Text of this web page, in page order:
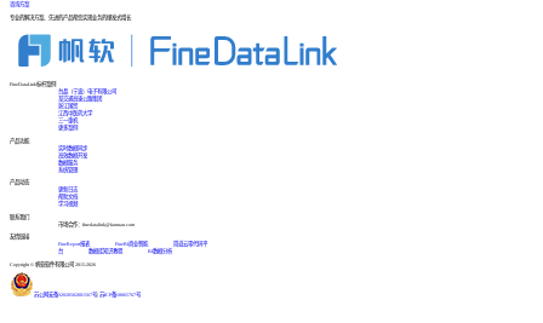
咨询方案
专业的解决方案、先进的产品帮您实现业务的爆发式增长
FineDataLink标杆案例
台晶（宁波）电子有限公司
某交通高速公路集团
浙江国贸
江西中医药大学
三一重机
更多案例
产品功能
实时数据同步
高效数据开发
数据服务
系统管理
产品动态
更新日志
帮助文档
学习视频
联系我们
市场合作：finedatalink@fanruan.com
友情链接
FineReport报表
FineBI商业智能
简道云零代码平
台
数据库知识教程 BI数据分析
Copyright © 帆软软件有限公司 2015-2026
苏公网安备32020502001567号 苏ICP备18065767号